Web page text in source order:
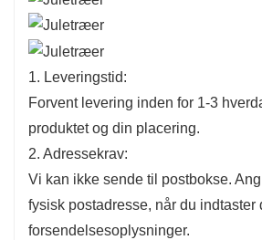
1. Leveringstid:
Forvent levering inden for 1-3
produktet og din placering.
2. Adressekrav:
Vi kan ikke sende til postbokse.
fysisk postadresse, når du indtaster
forsendelsesoplysninger.